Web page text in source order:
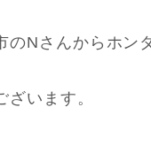
のNさんからホン
ざいます。